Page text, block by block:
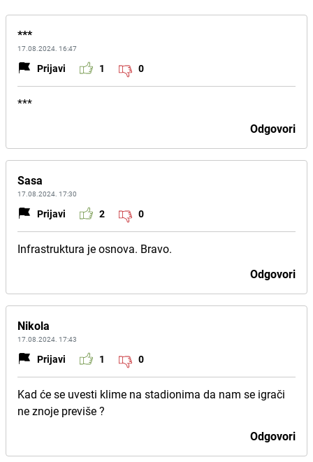
***
17.08.2024. 16:47
Prijavi 1 0
***
Odgovori
Sasa
17.08.2024. 17:30
Prijavi 2 0
Infrastruktura je osnova. Bravo.
Odgovori
Nikola
17.08.2024. 17:43
Prijavi 1 0
Kad će se uvesti klime na stadionima da nam se igrači
ne znoje previše ?
Odgovori